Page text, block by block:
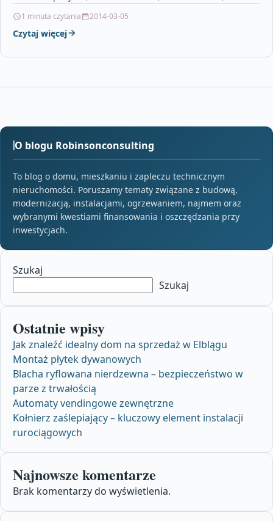
1 minuta czytania 2014-03-05
Czytaj więcej
O blogu Robinsonconsulting
To blog o domu, mieszkaniu i zapleczu technicznym
nieruchomości. Poruszamy tematy związane z budową,
modernizacją, instalacjami, ogrzewaniem, najmem oraz
wybranymi kwestiami finansowania i oszczędzania przy
inwestycjach.
Szukaj
Szukaj
Ostatnie wpisy
Jak znaleźć idealny dom na sprzedaż w Elblągu
Montaż płytek dywanowych
Blacha ryflowana nierdzewna – bezpieczeństwo w
parze z trwałością
Automaty vendingowe zewnętrzne
Kołnierz zaślepiający – kluczowy element instalacji
rurociągowych
Najnowsze komentarze
Brak komentarzy do wyświetlenia.